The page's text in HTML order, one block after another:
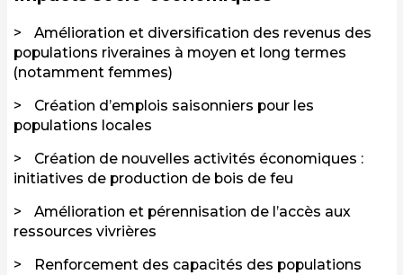
Amélioration et diversification des revenus des
populations riveraines à moyen et long termes
(notamment femmes)
Création d’emplois saisonniers pour les
populations locales
Création de nouvelles activités économiques :
initiatives de production de bois de feu
Amélioration et pérennisation de l’accès aux
ressources vivrières
Renforcement des capacités des populations